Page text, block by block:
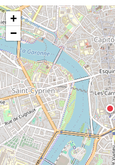
+
−